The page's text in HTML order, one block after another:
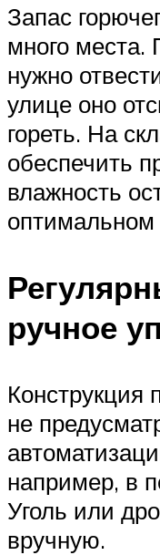
Запас
много места.
нужно
улице оно
гореть. На
обеспечить
влажность
оптимальном
ручное
Конструкция
не
например, в
Уголь или
вручную.